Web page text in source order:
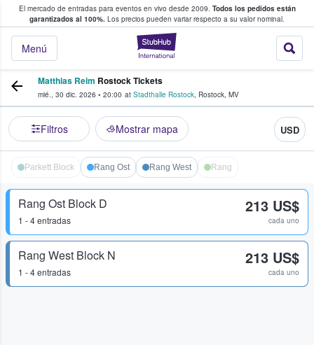
El mercado de entradas para eventos en vivo desde 2009. Todos los pedidos están
garantizados al 100%. Los precios pueden variar respecto a su valor nominal.
StubHub:
Menú
y venta de entradas entre fans
Matthias Reim Rostock Tickets
mié., 30 dic. 2026 • 20:00 at Stadthalle Rostock, Rostock, MV
Filtros Mostrar mapa USD
Parkett Block Rang Ost Rang West Rang
Rang Ost Block D
1 - 4 entradas
213 US$
cada uno
Rang West Block N
1 - 4 entradas
213 US$
cada uno